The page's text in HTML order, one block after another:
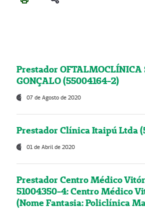
Prestador OFTALMOCLÍNICA
GONÇALO (55004164-2)
07 de Agosto de 2020
Prestador Clínica Itaipú Ltda
01 de Abril de 2020
Prestador Centro Médico
51004350-4: Centro Médico
(Nome Fantasia: Policlínica